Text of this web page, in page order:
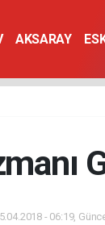
AKSARAY
- 06:19,